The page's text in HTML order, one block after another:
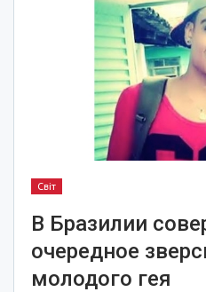
Світ
В Бразилии
очередное
молодого гея